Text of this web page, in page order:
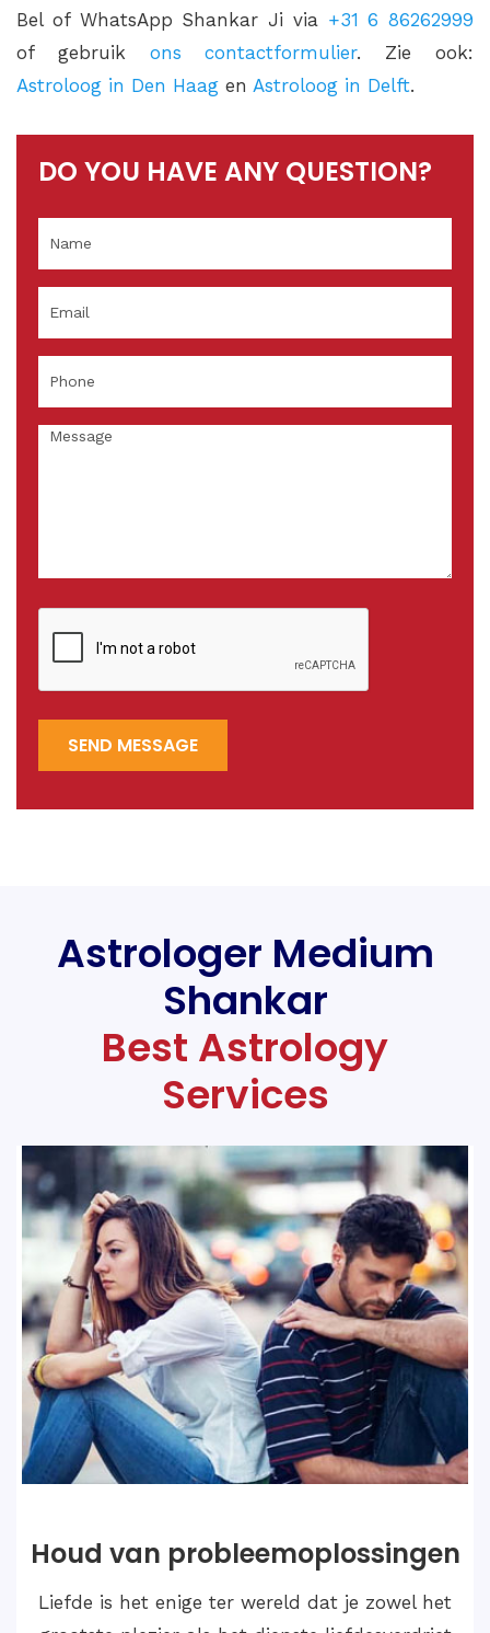
Bel of WhatsApp Shankar Ji via +31 6 86262999
of gebruik ons contactformulier. Zie ook:
Astroloog in Den Haag en Astroloog in Delft.
DO YOU HAVE ANY QUESTION?
SEND MESSAGE
Astrologer Medium
Shankar
Best Astrology
Services
Huwelijksoplossingen
Als we dergelijke gevallen van Love Marriage